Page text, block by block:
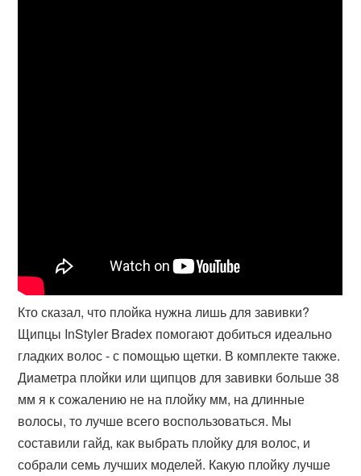
Кто сказал, что плойка нужна лишь для завивки?
Щипцы InStyler Bradex помогают добиться идеально
гладких волос - с помощью щетки. В комплекте также.
Диаметра плойки или щипцов для завивки больше 38
мм я к сожалению не на плойку мм, на длинные
волосы, то лучше всего воспользоваться. Мы
составили гайд, как выбрать плойку для волос, и
собрали семь лучших моделей. Какую плойку лучше